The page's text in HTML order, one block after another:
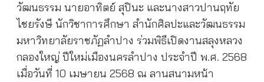
วัฒนธรรม นายอาทิตย์ สุปินะ และนางสาวปานฤทัย
ไชยรังษี นักวิชาการศึกษา สำนักศิลปะและวัฒนธรรม
มหาวิทยาลัยราชภัฏลำปาง ร่วมพิธีเปิดงานสลุงหลวง
กลองใหญ่ ปีใหม่เมืองนครลำปาง ประจำปี พ.ศ. 2568
เมื่อวันที่ 10 เมษายน 2568 ณ ลานสนามหน้า